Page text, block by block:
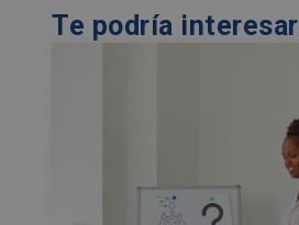
Te podría interesar